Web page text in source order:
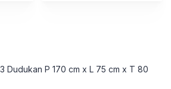
Dudukan P 170 cm x L 75 cm x T 80